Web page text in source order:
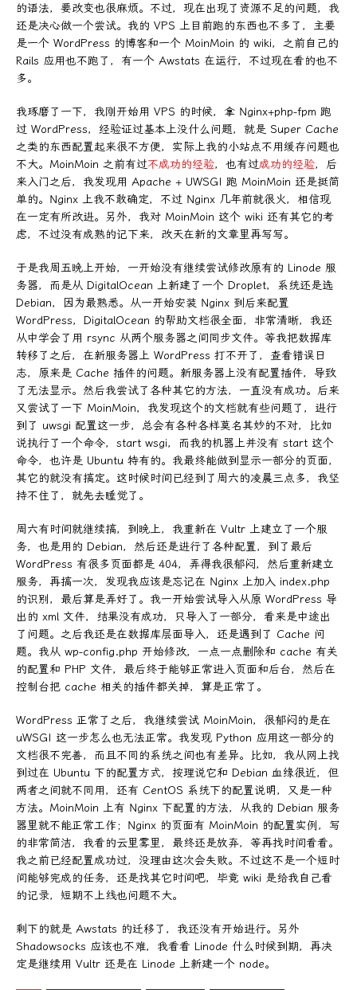
的语法，要改变也很麻烦。不过，现在出现了资源不足的问题，我
还是决心做一个尝试。我的 VPS 上目前跑的东西也不多了，主要
是一个 WordPress 的博客和一个 MoinMoin 的 wiki，之前自己的
Rails 应用也不跑了，有一个 Awstats 在运行，不过现在看的也不
多。
我琢磨了一下，我刚开始用 VPS 的时候，拿 Nginx+php-fpm 跑
过 WordPress，经验证过基本上没什么问题，就是 Super Cache
之类的东西配置起来很不方便，实际上我的小站点不用缓存问题也
不大。MoinMoin 之前有过不成功的经验，也有过成功的经验，后
来入门之后，我发现用 Apache + UWSGI 跑 MoinMoin 还是挺简
单的。Nginx 上我不敢确定，不过 Nginx 几年前就很火，相信现
在一定有所改进。另外，我对 MoinMoin 这个 wiki 还有其它的考
虑，不过没有成熟的记下来，改天在新的文章里再写写。
于是我周五晚上开始，一开始没有继续尝试修改原有的 Linode 服
务器，而是从 DigitalOcean 上新建了一个 Droplet，系统还是选
Debian，因为最熟悉。从一开始安装 Nginx 到后来配置
WordPress，DigitalOcean 的帮助文档很全面，非常清晰，我还
从中学会了用 rsync 从两个服务器之间同步文件。等我把数据库
转移了之后，在新服务器上 WordPress 打不开了，查看错误日
志，原来是 Cache 插件的问题。新服务器上没有配置插件，导致
了无法显示。然后我尝试了各种其它的方法，一直没有成功。后来
又尝试了一下 MoinMoin，我发现这个的文档就有些问题了，进行
到了 uwsgi 配置这一步，总会有各种各样莫名其妙的不对，比如
说执行了一个命令，start wsgi，而我的机器上并没有 start 这个
命令，也许是 Ubuntu 特有的。我最终能做到显示一部分的页面，
其它的就没有搞定。这时候时间已经到了周六的凌晨三点多，我坚
持不住了，就先去睡觉了。
周六有时间就继续搞，到晚上，我重新在 Vultr 上建立了一个服
务，也是用的 Debian，然后还是进行了各种配置，到了最后
WordPress 有很多页面都是 404，弄得我很郁闷，然后重新建立
服务，再搞一次，发现我应该是忘记在 Nginx 上加入 index.php
的识别，最后算是弄好了。我一开始尝试导入从原 WordPress 导
出的 xml 文件，结果没有成功，只导入了一部分，看来是中途出
了问题。之后我还是在数据库层面导入，还是遇到了 Cache 问
题。我从 wp-config.php 开始修改，一点一点删除和 cache 有关
的配置和 PHP 文件，最后终于能够正常进入页面和后台，然后在
控制台把 cache 相关的插件都关掉，算是正常了。
WordPress 正常了之后，我继续尝试 MoinMoin，很郁闷的是在
uWSGI 这一步怎么也无法正常。我发现 Python 应用这一部分的
文档很不完善，而且不同的系统之间也有差异。比如，我从网上找
到过在 Ubuntu 下的配置方式，按理说它和 Debian 血缘很近，但
两者之间就不同用，还有 CentOS 系统下的配置说明，又是一种
方法。MoinMoin 上有 Nginx 下配置的方法，从我的 Debian 服务
器里就不能正常工作；Nginx 的页面有 MoinMoin 的配置实例，写
的非常简洁，我看的云里雾里，最终还是放弃，等再找时间看看。
我之前已经配置成功过，没理由这次会失败。不过这不是一个短时
间能够完成的任务，还是找其它时间吧，毕竟 wiki 是给我自己看
的记录，短期不上线也问题不大。
剩下的就是 Awstats 的迁移了，我还没有开始进行。另外
Shadowsocks 应该也不难，我看看 Linode 什么时候到期，再决
定是继续用 Vultr 还是在 Linode 上新建一个 node。